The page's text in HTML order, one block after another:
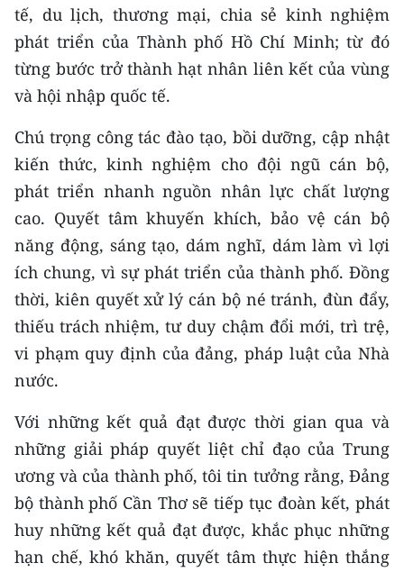
tế, du lịch, thương mại, chia sẻ kinh nghiệm
phát triển của Thành phố Hồ Chí Minh; từ đó
từng bước trở thành hạt nhân liên kết của vùng
và hội nhập quốc tế.
Chú trọng công tác đào tạo, bồi dưỡng, cập nhật
kiến thức, kinh nghiệm cho đội ngũ cán bộ,
phát triển nhanh nguồn nhân lực chất lượng
cao. Quyết tâm khuyến khích, bảo vệ cán bộ
năng động, sáng tạo, dám nghĩ, dám làm vì lợi
ích chung, vì sự phát triển của thành phố. Đồng
thời, kiên quyết xử lý cán bộ né tránh, đùn đẩy,
thiếu trách nhiệm, tư duy chậm đổi mới, trì trệ,
vi phạm quy định của đảng, pháp luật của Nhà
nước.
Với những kết quả đạt được thời gian qua và
những giải pháp quyết liệt chỉ đạo của Trung
ương và của thành phố, tôi tin tưởng rằng, Đảng
bộ thành phố Cần Thơ sẽ tiếp tục đoàn kết, phát
huy những kết quả đạt được, khắc phục những
hạn chế, khó khăn, quyết tâm thực hiện thắng